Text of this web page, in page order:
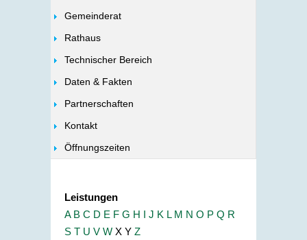
Gemeinderat
Rathaus
Technischer Bereich
Daten & Fakten
Partnerschaften
Kontakt
Öffnungszeiten
Leistungen
A B C D E F G H I J K L M N O P Q R
S T U V W X Y Z